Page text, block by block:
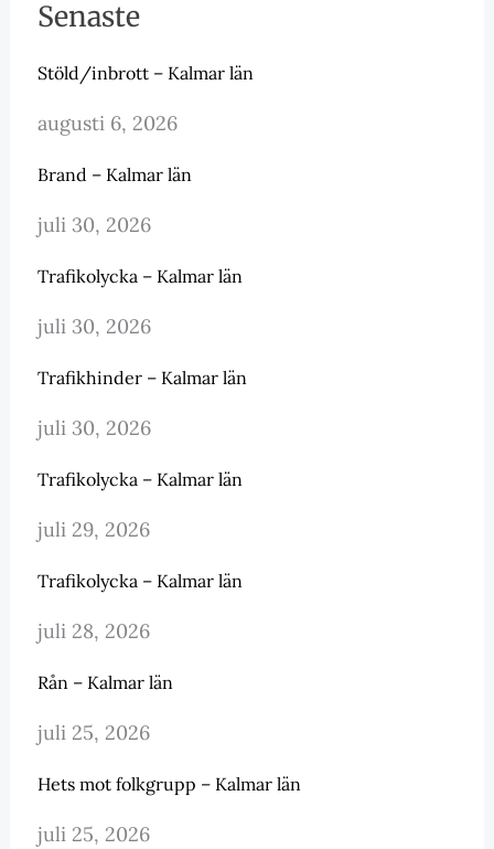
Senaste
Stöld/inbrott – Kalmar län
augusti 6, 2026
Brand – Kalmar län
juli 30, 2026
Trafikolycka – Kalmar län
juli 30, 2026
Trafikhinder – Kalmar län
juli 30, 2026
Trafikolycka – Kalmar län
juli 29, 2026
Trafikolycka – Kalmar län
juli 28, 2026
Rån – Kalmar län
juli 25, 2026
Hets mot folkgrupp – Kalmar län
juli 25, 2026